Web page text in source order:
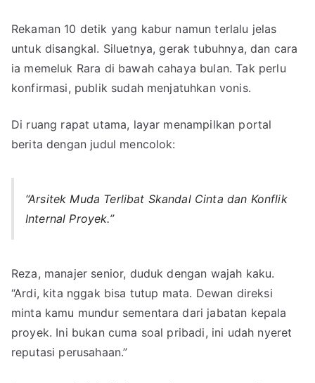
Rekaman 10 detik yang kabur namun terlalu jelas
untuk disangkal. Siluetnya, gerak tubuhnya, dan cara
ia memeluk Rara di bawah cahaya bulan. Tak perlu
konfirmasi, publik sudah menjatuhkan vonis.
Di ruang rapat utama, layar menampilkan portal
berita dengan judul mencolok:
“Arsitek Muda Terlibat Skandal Cinta dan Konflik
Internal Proyek.”
Reza, manajer senior, duduk dengan wajah kaku.
“Ardi, kita nggak bisa tutup mata. Dewan direksi
minta kamu mundur sementara dari jabatan kepala
proyek. Ini bukan cuma soal pribadi, ini udah nyeret
reputasi perusahaan.”